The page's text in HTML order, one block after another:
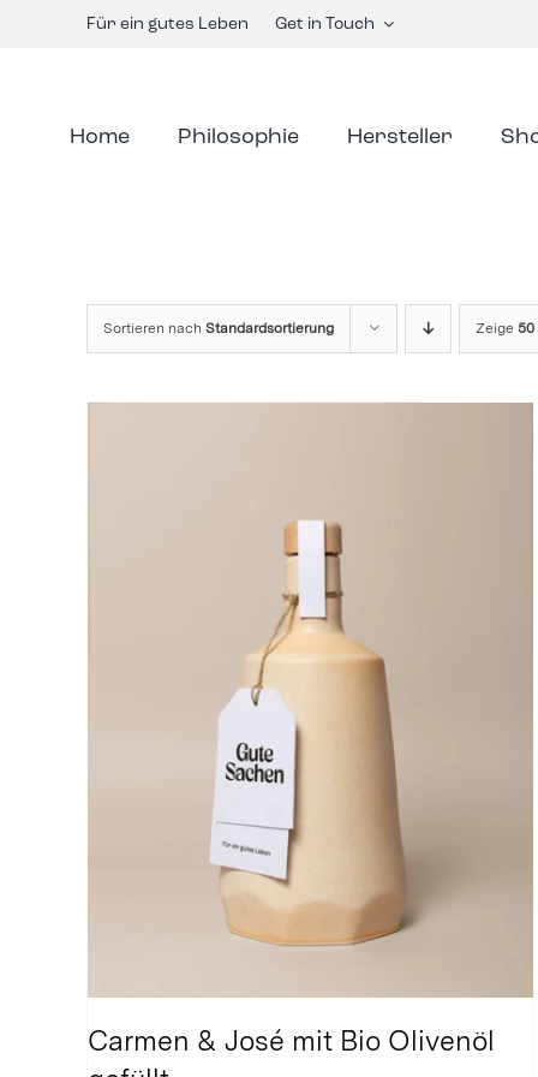
Für ein gutes Leben Get in Touch
Home Philosophie Hersteller
Sortieren nach Standardsortierung Zeige 50
Carmen & José mit Bio Olivenöl